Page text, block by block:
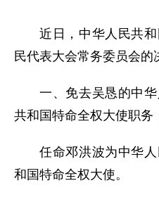
近日，中华人民共
民代表大会常务委员会的
一、免去吴恳的中
共和国特命全权大使职务
任命邓洪波为中华
和国特命全权大使。